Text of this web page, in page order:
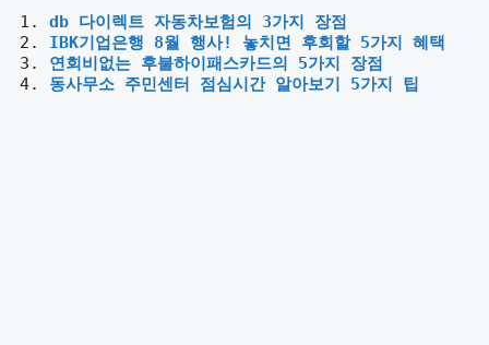
db 다이렉트 자동차보험의 3가지 장점
IBK기업은행 8월 행사! 놓치면 후회할 5가지 혜택
연회비없는 후불하이패스카드의 5가지 장점
동사무소 주민센터 점심시간 알아보기 5가지 팁